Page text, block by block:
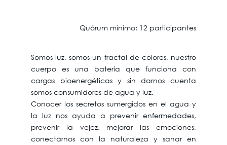
Quórum mínimo: 12 participantes
Somos luz, somos un fractal de colores, nuestro
cuerpo es una batería que funciona con
cargas bioenergéticas y sin darnos cuenta
somos consumidores de agua y luz.
Conocer los secretos sumergidos en el agua y
la luz nos ayuda a prevenir enfermedades,
prevenir la vejez, mejorar las emociones,
conectarnos con la naturaleza y sanar en